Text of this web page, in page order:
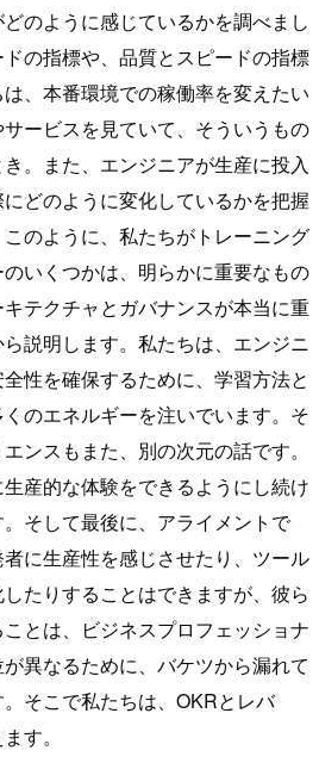
のように感じているかを調べまし
の指標や、品質とスピードの指標
、本番環境での稼働率を変えたい
ービスを見ていて、そういうもの
。また、エンジニアが生産に投入
どのように変化しているかを把握
のように、私たちがトレーニング
いくつかは、明らかに重要なもの
テクチャとガバナンスが本当に重
説明します。私たちは、エンジニ
性を確保するために、学習方法と
のエネルギーを注いでいます。そ
ンスもまた、別の次元の話です。
産的な体験をできるようにし続け
そして最後に、アライメントで
に生産性を感じさせたり、ツール
たりすることはできますが、彼ら
とは、ビジネスプロフェッショナ
異なるために、バケツから漏れて
そこで私たちは、OKRとレバ
す。